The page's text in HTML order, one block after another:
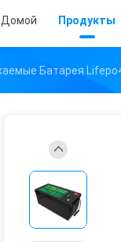
Домой Продукты
Батарея